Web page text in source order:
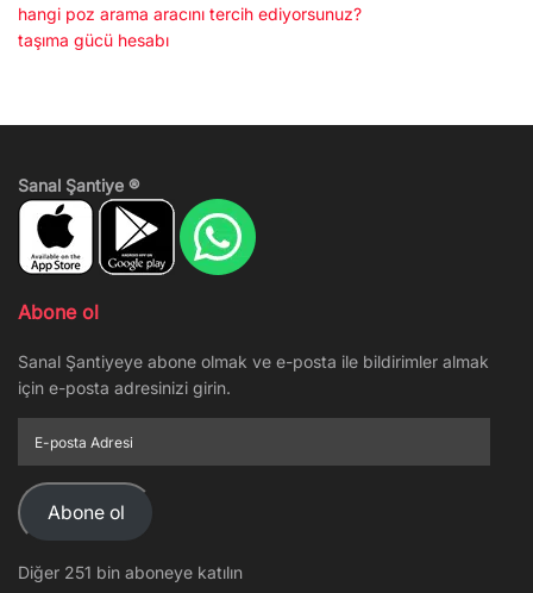
hangi poz arama aracını tercih ediyorsunuz?
taşıma gücü hesabı
Sanal Şantiye ®
Abone ol
Sanal Şantiyeye abone olmak ve e-posta ile bildirimler almak
için e-posta adresinizi girin.
posta
Adresi
Abone ol
Diğer 251 bin aboneye katılın